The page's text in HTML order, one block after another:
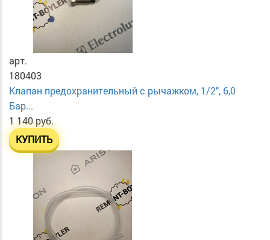
арт.
180403
Клапан предохранительный с рычажком, 1/2", 6,0
Бар...
1 140 руб.
КУПИТЬ